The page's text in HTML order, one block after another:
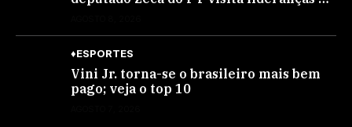
♦ESPORTES
Vini Jr. torna-se o brasileiro mais bem
pago; veja o top 10